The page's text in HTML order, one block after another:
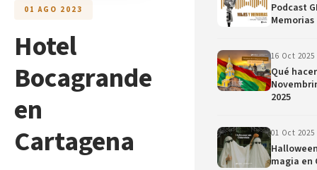
01 AGO 2023
Hotel
Bocagrande
en
Cartagena
Podcast
Memorias
16 Oct 2025
Qué
2025
01 Oct 2025
magia en